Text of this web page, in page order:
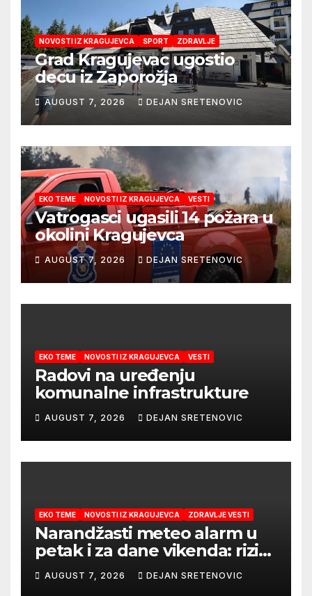
NOVOSTI IZ KRAGUJEVCA SPORT ZDRAVLJE
Grad Kragujevac ugostio
decu iz Zaporožja
AUGUST 7, 2026 DEJAN SRETENOVIC
EKO TEME NOVOSTI IZ KRAGUJEVCA VESTI
Vatrogasci ugasili 14 požara u
okolini Kragujevca
AUGUST 7, 2026 DEJAN SRETENOVIC
EKO TEME NOVOSTI IZ KRAGUJEVCA VESTI
Radovi na uređenju
komunalne infrastrukture
AUGUST 7, 2026 DEJAN SRETENOVIC
EKO TEME NOVOSTI IZ KRAGUJEVCA ZDRAVLJE VESTI
Narandžasti meteo alarm u
petak i za dane vikenda: rizik
od nastanka i širenja požara
na otvorenom i dalje veoma
AUGUST 7, 2026 DEJAN SRETENOVIC